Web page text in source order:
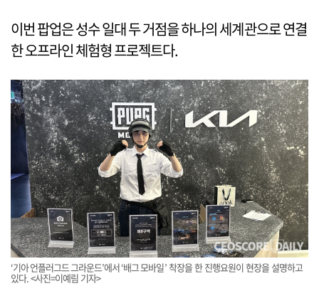
이번 팝업은 성수 일대 두 거점을 하나의 세계관으로 연결
한 오프라인 체험형 프로젝트다.
‘기아 언플러그드 그라운드’에서 ‘배그 모바일’ 착장을 한 진행요원이 현장을 설명하고
있다. <사진=이예림 기자>